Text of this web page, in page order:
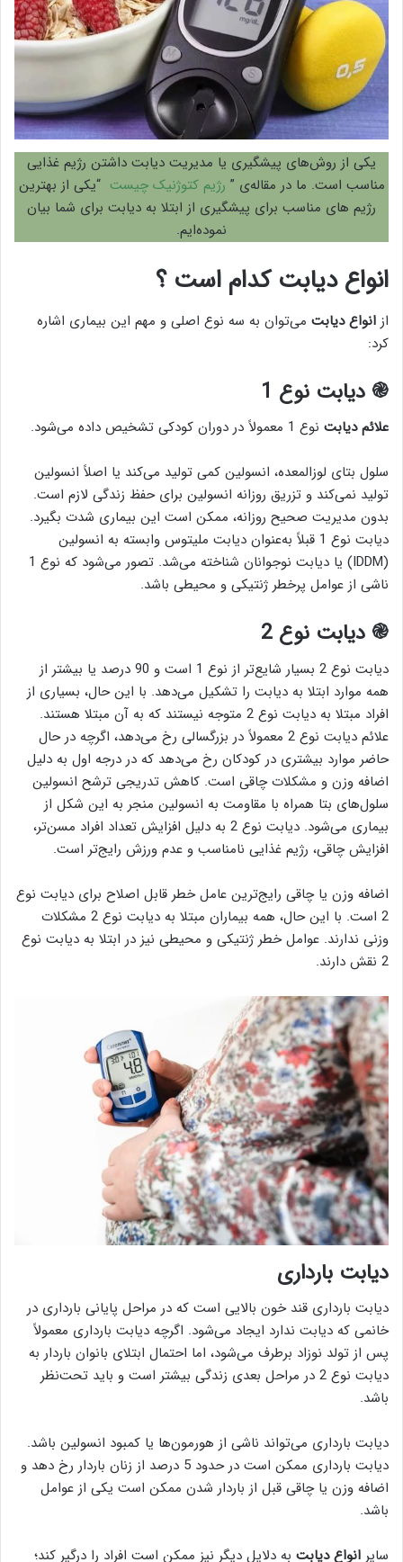
یکی از روش‌های پیشگیری یا مدیریت دیابت داشتن رژیم غذایی
مناسب است. ما در مقاله‌ی ” رژیم کتوژنیک چیست “یکی از بهترین
رژیم های مناسب برای پیشگیری از ابتلا به دیابت برای شما بیان
نموده‌ایم.
انواع دیابت کدام است ؟
از انواع دیابت می‌توان به سه نوع اصلی و مهم این بیماری اشاره
کرد:
֎ دیابت نوع 1
علائم دیابت نوع 1 معمولاً در دوران کودکی تشخیص داده می‌شود.
سلول بتای لوزالمعده، انسولین کمی تولید می‌کند یا اصلاً انسولین
تولید نمی‌کند و تزریق روزانه انسولین برای حفظ زندگی لازم است.
بدون مدیریت صحیح روزانه، ممکن است این بیماری شدت بگیرد.
دیابت نوع 1 قبلاً به‌عنوان دیابت ملیتوس وابسته به انسولین
(IDDM) یا دیابت نوجوانان شناخته می‌شد. تصور می‌شود که نوع 1
ناشی از عوامل پرخطر ژنتیکی و محیطی باشد.
֎ دیابت نوع 2
دیابت نوع 2 بسیار شایع‌تر از نوع 1 است و 90 درصد یا بیشتر از
همه موارد ابتلا به دیابت را تشکیل می‌دهد. با این حال، بسیاری از
افراد مبتلا به دیابت نوع 2 متوجه نیستند که به آن مبتلا هستند.
علائم دیابت نوع 2 معمولاً در بزرگسالی رخ می‌دهد، اگرچه در حال
حاضر موارد بیشتری در کودکان رخ می‌دهد که در درجه اول به دلیل
اضافه وزن و مشکلات چاقی است. کاهش تدریجی ترشح انسولین
سلول‌های بتا همراه با مقاومت به انسولین منجر به این شکل از
بیماری می‌شود. دیابت نوع 2 به دلیل افزایش تعداد افراد مسن‌تر،
افزایش چاقی، رژیم غذایی نامناسب و عدم ورزش رایج‌تر است.
اضافه وزن یا چاقی رایج‌ترین عامل خطر قابل اصلاح برای دیابت نوع
2 است. با این حال، همه بیماران مبتلا به دیابت نوع 2 مشکلات
وزنی ندارند. عوامل خطر ژنتیکی و محیطی نیز در ابتلا به دیابت نوع
2 نقش دارند.
دیابت بارداری
دیابت بارداری قند خون بالایی است که در مراحل پایانی بارداری در
خانمی که دیابت ندارد ایجاد می‌شود. اگرچه دیابت بارداری معمولاً
پس از تولد نوزاد برطرف می‌شود، اما احتمال ابتلای بانوان باردار به
دیابت نوع 2 در مراحل بعدی زندگی بیشتر است و باید تحت‌نظر
باشد.
دیابت بارداری می‌تواند ناشی از هورمون‌ها یا کمبود انسولین باشد.
دیابت بارداری ممکن است در حدود 5 درصد از زنان باردار رخ دهد و
اضافه وزن یا چاقی قبل از باردار شدن ممکن است یکی از عوامل
باشد.
سایر انواع دیابت به دلایل دیگر نیز ممکن است افراد را درگیر کند؛